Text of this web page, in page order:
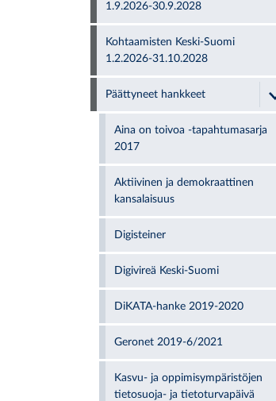
1.9.2026-30.9.2028
Kohtaamisten Keski-Suomi
1.2.2026-31.10.2028
Päättyneet hankkeet
Aina on toivoa -tapahtumasarja
2017
Aktiivinen ja demokraattinen
kansalaisuus
Digisteiner
Digivireä Keski-Suomi
DiKATA-hanke 2019-2020
Geronet 2019-6/2021
Kasvu- ja oppimisympäristöjen
tietosuoja- ja tietoturvapäivä